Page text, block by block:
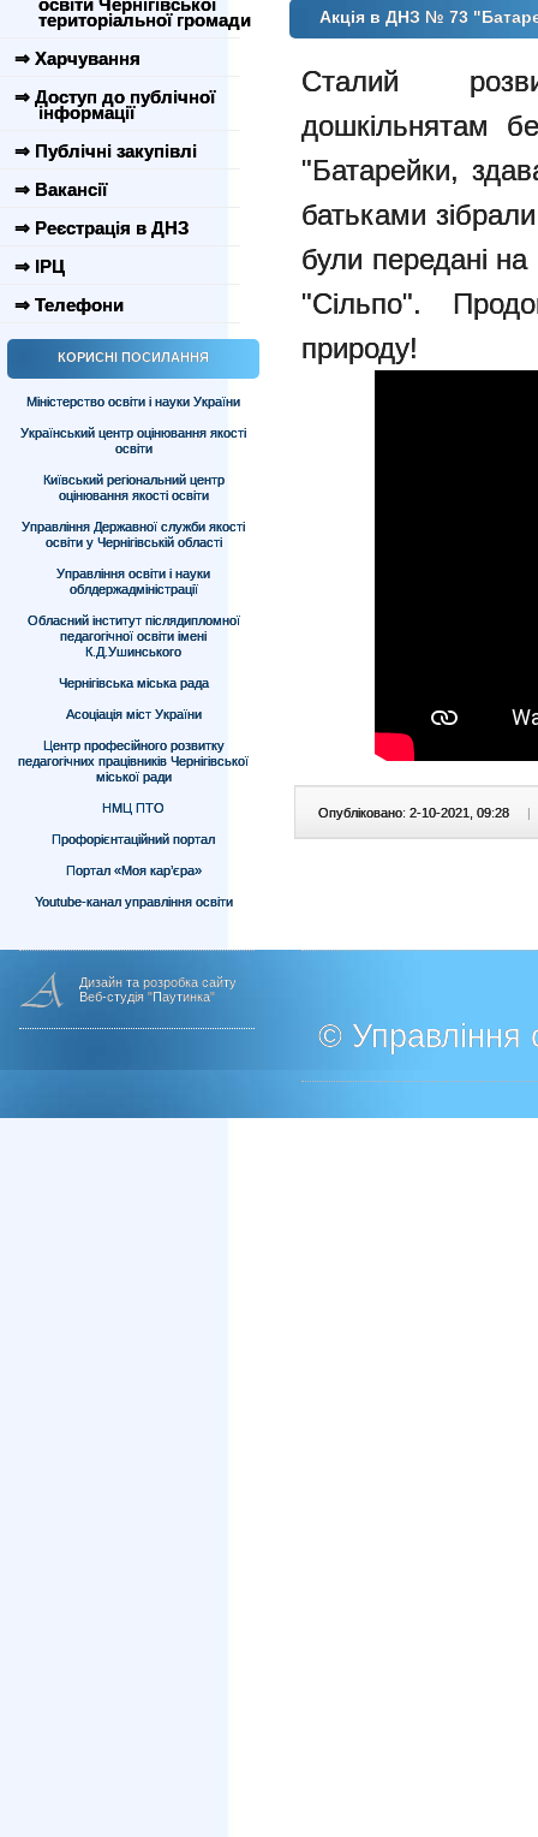
освіти Чернігівської
територіальної громади
⇒ Харчування
⇒ Доступ до публічної
інформації
⇒ Публічні закупівлі
⇒ Вакансії
⇒ Реєстрація в ДНЗ
⇒ ІРЦ
⇒ Телефони
КОРИСНІ ПОСИЛАННЯ
Міністерство освіти і науки України
Український центр оцінювання якості
освіти
Київський регіональний центр
оцінювання якості освіти
Управління Державної служби якості
освіти у Чернігівській області
Управління освіти і науки
облдержадміністрації
Обласний інститут післядипломної
педагогічної освіти імені
К.Д.Ушинського
Чернігівська міська рада
Асоціація міст України
Центр професійного розвитку
педагогічних працівників Чернігівської
міської ради
НМЦ ПТО
Профорієнтаційний портал
Портал «Моя кар’єра»
Youtube-канал управління освіти
Акція в ДНЗ № 73
Сталий
дошкільнятам
"Батарейки,
батьками
були передані
"Сільпо".
природу!
Опубліковано: 2-10-2021, 09:28 |
Дизайн та розробка сайту
Веб-студія "Паутинка"
© Управління